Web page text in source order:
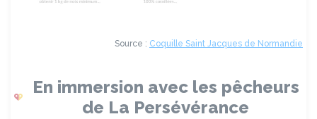
Source : Coquille Saint Jacques de Normandie
En immersion avec les pêcheurs
de La Persévérance